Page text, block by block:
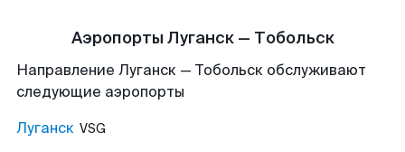
Аэропорты Луганск — Тобольск
Направление Луганск — Тобольск обслуживают
следующие аэропорты
Луганск VSG